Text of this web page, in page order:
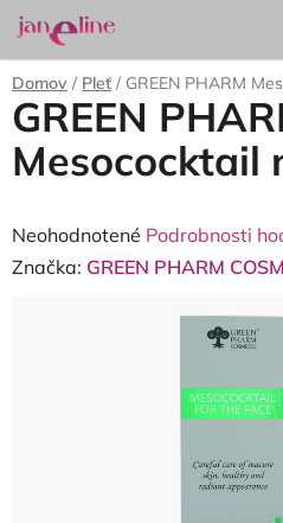
Prejsť
na
obsah
Domov / Pleť / GREEN PHARM
GREEN
Mesococktail
Priemerné
hodnotenie
Neohodnotené Podrobnosti
Značka: GREEN PHARM